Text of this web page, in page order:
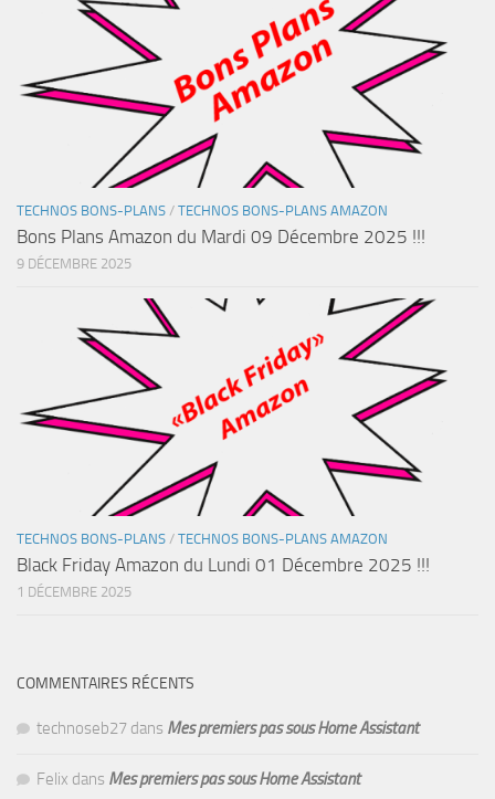
TECHNOS BONS-PLANS / TECHNOS BONS-PLANS AMAZON
Bons Plans Amazon du Mardi 09 Décembre 2025 !!!
9 DÉCEMBRE 2025
TECHNOS BONS-PLANS / TECHNOS BONS-PLANS AMAZON
Black Friday Amazon du Lundi 01 Décembre 2025 !!!
1 DÉCEMBRE 2025
COMMENTAIRES RÉCENTS
technoseb27 dans Mes premiers pas sous Home Assistant
Felix dans Mes premiers pas sous Home Assistant